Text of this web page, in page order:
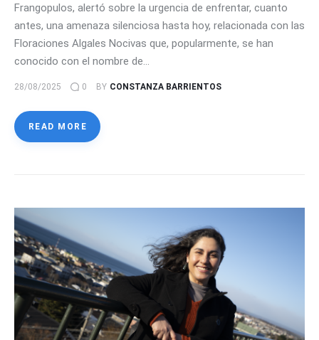
Frangopulos, alertó sobre la urgencia de enfrentar, cuanto
antes, una amenaza silenciosa hasta hoy, relacionada con las
Floraciones Algales Nocivas que, popularmente, se han
conocido con el nombre de…
28/08/2025 0 BY CONSTANZA BARRIENTOS
READ MORE